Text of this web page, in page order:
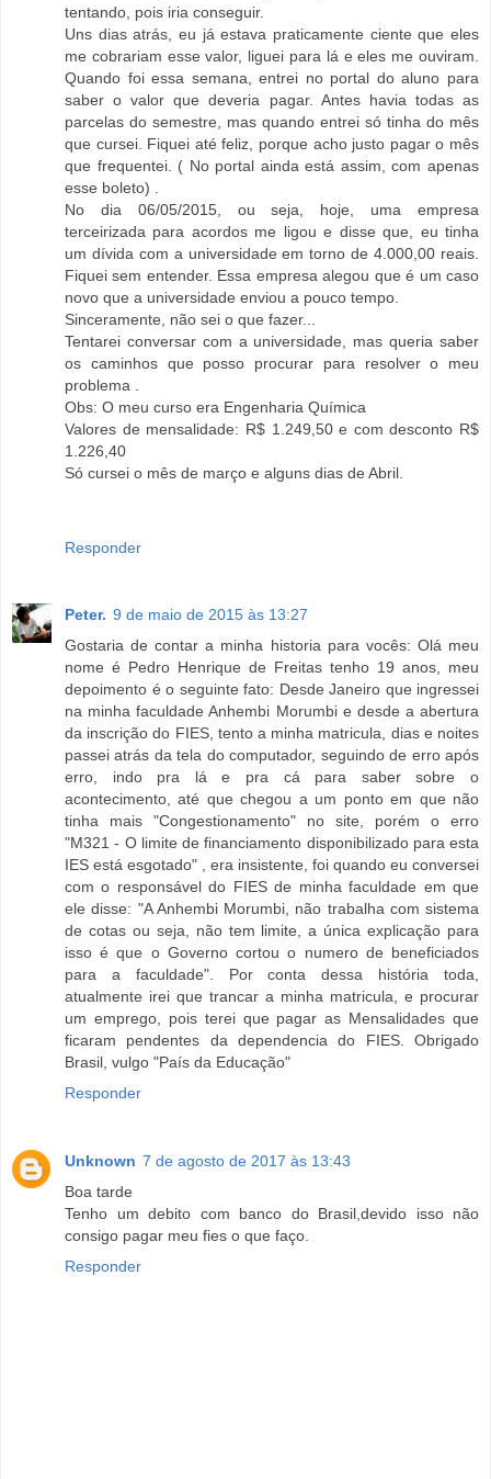
tentando, pois iria conseguir.
Uns dias atrás, eu já estava praticamente ciente que eles
me cobrariam esse valor, liguei para lá e eles me ouviram.
Quando foi essa semana, entrei no portal do aluno para
saber o valor que deveria pagar. Antes havia todas as
parcelas do semestre, mas quando entrei só tinha do mês
que cursei. Fiquei até feliz, porque acho justo pagar o mês
que frequentei. ( No portal ainda está assim, com apenas
esse boleto) .
No dia 06/05/2015, ou seja, hoje, uma empresa
terceirizada para acordos me ligou e disse que, eu tinha
um dívida com a universidade em torno de 4.000,00 reais.
Fiquei sem entender. Essa empresa alegou que é um caso
novo que a universidade enviou a pouco tempo.
Sinceramente, não sei o que fazer...
Tentarei conversar com a universidade, mas queria saber
os caminhos que posso procurar para resolver o meu
problema .
Obs: O meu curso era Engenharia Química
Valores de mensalidade: R$ 1.249,50 e com desconto R$
1.226,40
Só cursei o mês de março e alguns dias de Abril.
Responder
Peter. 9 de maio de 2015 às 13:27
Gostaria de contar a minha historia para vocês: Olá meu
nome é Pedro Henrique de Freitas tenho 19 anos, meu
depoimento é o seguinte fato: Desde Janeiro que ingressei
na minha faculdade Anhembi Morumbi e desde a abertura
da inscrição do FIES, tento a minha matricula, dias e noites
passei atrás da tela do computador, seguindo de erro após
erro, indo pra lá e pra cá para saber sobre o
acontecimento, até que chegou a um ponto em que não
tinha mais "Congestionamento" no site, porém o erro
"M321 - O limite de financiamento disponibilizado para esta
IES está esgotado" , era insistente, foi quando eu conversei
com o responsável do FIES de minha faculdade em que
ele disse: "A Anhembi Morumbi, não trabalha com sistema
de cotas ou seja, não tem limite, a única explicação para
isso é que o Governo cortou o numero de beneficiados
para a faculdade". Por conta dessa história toda,
atualmente irei que trancar a minha matricula, e procurar
um emprego, pois terei que pagar as Mensalidades que
ficaram pendentes da dependencia do FIES. Obrigado
Brasil, vulgo "País da Educação"
Responder
Unknown 7 de agosto de 2017 às 13:43
Boa tarde
Tenho um debito com banco do Brasil,devido isso não
consigo pagar meu fies o que faço.
Responder